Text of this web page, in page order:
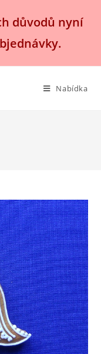
důvodů nyní
Nabídka